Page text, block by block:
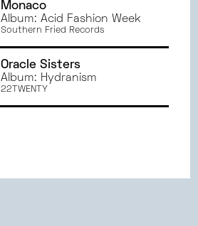
Monaco
Album: Acid Fashion Week
Southern Fried Records
Oracle Sisters
Album: Hydranism
22TWENTY